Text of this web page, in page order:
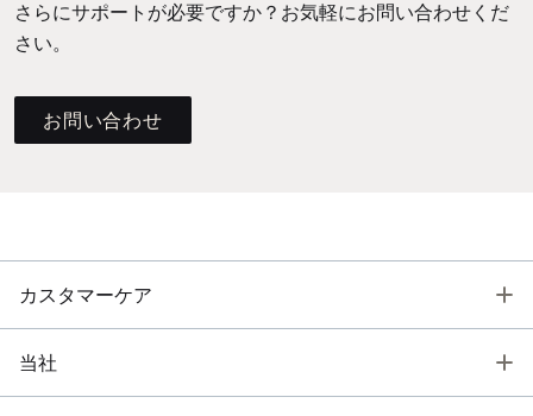
さらにサポートが必要ですか？お気軽にお問い合わせくだ
さい。
お問い合わせ
カスタマーケア
当社